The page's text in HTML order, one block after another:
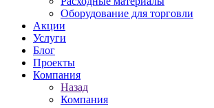
Оборудование для торговли
Акции
Услуги
Блог
Проекты
Компания
Назад
Компания